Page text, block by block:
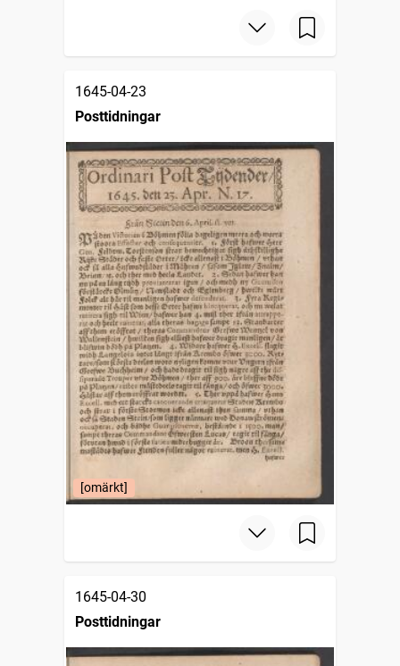
1645-04-23
Posttidningar
[omärkt]
1645-04-30
Posttidningar